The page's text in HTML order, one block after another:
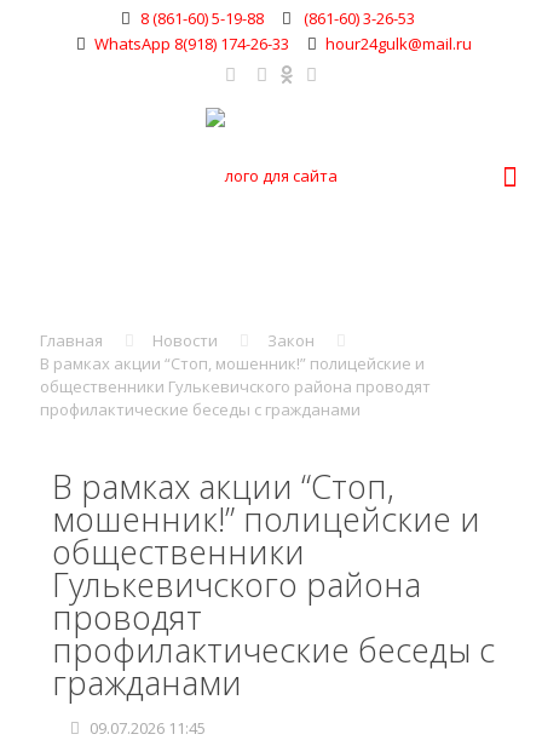
8 (861-60) 5-19-88
(861-60) 3-26-53
WhatsApp 8(918) 174-26-33
hour24gulk@mail.ru
Главная Новости
Закон
В рамках акции “Стоп, мошенник!” полицейские и
общественники Гулькевичского района проводят
профилактические беседы с гражданами
В рамках акции “Стоп,
мошенник!” полицейские и
общественники
Гулькевичского района
проводят
профилактические беседы с
гражданами
09.07.2026 11:45